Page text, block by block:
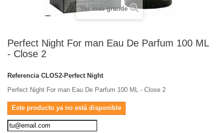
Ver más grande
Perfect Night For man Eau De Parfum 100 ML
- Close 2
Referencia CLOS2-Perfect Night
Perfect Night For man Eau De Parfum 100 ML - Close 2
Este producto ya no está disponible